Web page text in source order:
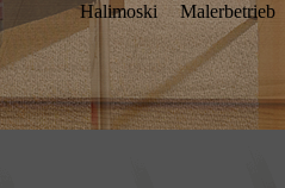
Halimoski Malerbetrieb